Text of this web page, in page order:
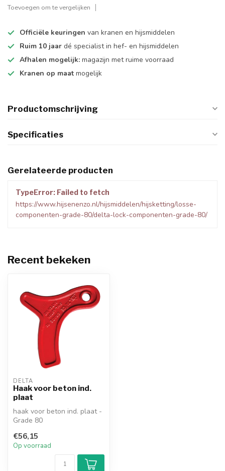
Toevoegen om te vergelijken
Officiële keuringen van kranen en hijsmiddelen
Ruim 10 jaar dé specialist in hef- en hijsmiddelen
Afhalen mogelijk: magazijn met ruime voorraad
Kranen op maat mogelijk
Productomschrijving
Specificaties
Gerelateerde producten
TypeError: Failed to fetch
https://www.hijsenenzo.nl/hijsmiddelen/hijsketting/losse-
componenten-grade-80/delta-lock-componenten-grade-80/
Recent bekeken
DELTA
Haak voor beton ind.
plaat
haak voor beton ind. plaat -
Grade 80
€56,15
Op voorraad